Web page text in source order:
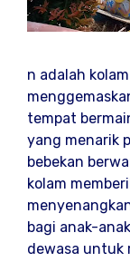
n adalah
tempat
yang menarik
bebekan
kolam
bagi anak-
dewasa untuk